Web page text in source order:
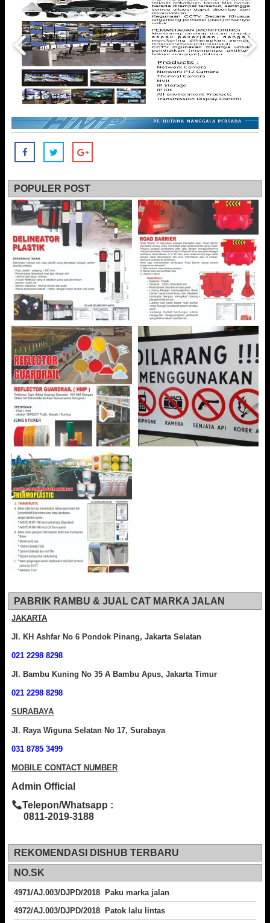
POPULER POST
PABRIK RAMBU & JUAL CAT MARKA JALAN
JAKARTA
Jl. KH Ashfar No 6 Pondok Pinang, Jakarta Selatan
021 2298 8298
Jl. Bambu Kuning No 35 A Bambu Apus, Jakarta Timur
021 2298 8298
SURABAYA
Jl. Raya Wiguna Selatan No 17, Surabaya
031 8785 3499
MOBILE CONTACT NUMBER
Admin Official
Telepon/Whatsapp :
0811-2019-3188
REKOMENDASI DISHUB TERBARU
NO.SK
4971/AJ.003/DJPD/2018 Paku marka jalan
4972/AJ.003/DJPD/2018 Patok lalu lintas